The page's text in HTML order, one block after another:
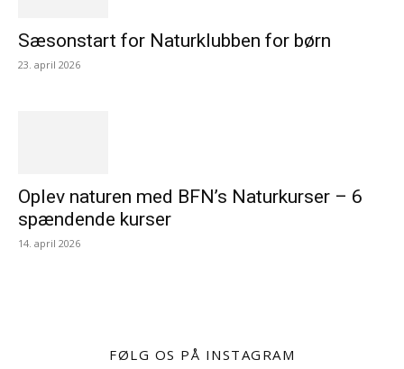
Sæsonstart for Naturklubben for børn
23. april 2026
Oplev naturen med BFN’s Naturkurser – 6
spændende kurser
14. april 2026
FØLG OS PÅ INSTAGRAM